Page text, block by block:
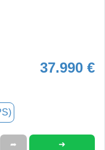
37.990 €
➦ ➜